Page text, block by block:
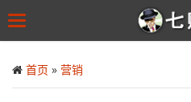
to
main
Toggle
首页 » 营销